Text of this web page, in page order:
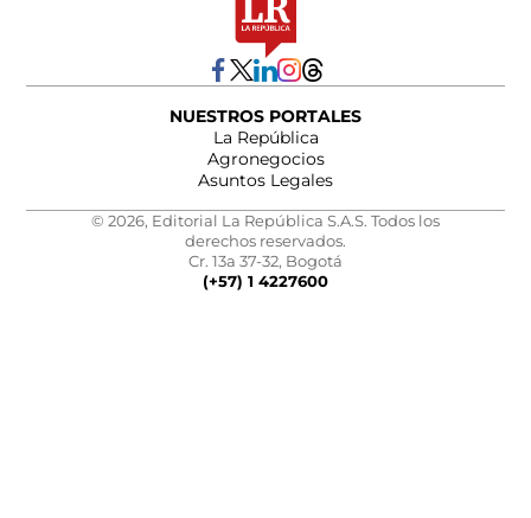
NUESTROS PORTALES
La República
Agronegocios
Asuntos Legales
© 2026, Editorial La República S.A.S. Todos los
derechos reservados.
Cr. 13a 37-32, Bogotá
(+57) 1 4227600